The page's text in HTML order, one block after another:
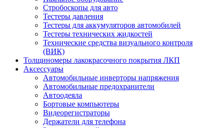
Стробоскопы для авто
Тестеры давления
Тестеры для аккумуляторов автомобилей
Тестеры технических жидкостей
Технические средства визуального контроля
(ВИК)
Толщиномеры лакокрасочного покрытия ЛКП
Аксессуары
Автомобильные инверторы напряжения
Автомобильные предохранители
Автоодеяла
Бортовые компьютеры
Видеорегистраторы
Держатели для телефона